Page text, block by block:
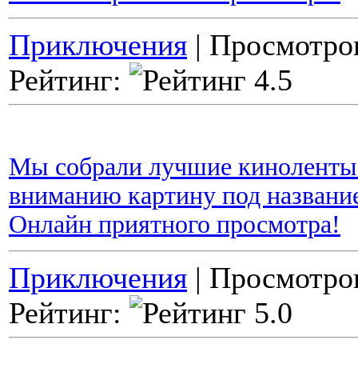
Приключения |
Рейтинг:
Мы собрали лучшие киноленты
вниманию картину под
Онлайн приятного просмотра!
Приключения |
Рейтинг: